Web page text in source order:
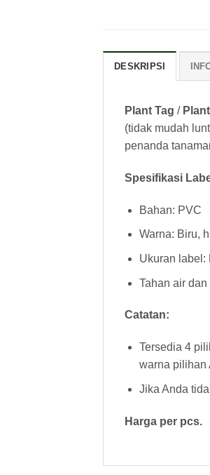
DESKRIPSI
Plant Tag /
(tidak mudah
penanda
Spesifikasi
Bahan: PVC
Warna: Biru,
Ukuran label:
Tahan air
Catatan:
Tersedia 4
warna pilihan
Jika Anda
Harga per pcs.